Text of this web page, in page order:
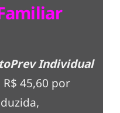
Individual
45,60 por